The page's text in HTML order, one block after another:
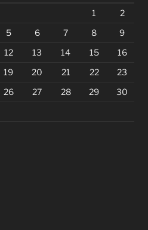
1
2
5 6 7 8
9
12 13 14 15
16
19 20 21 22
23
26 27 28 29
30